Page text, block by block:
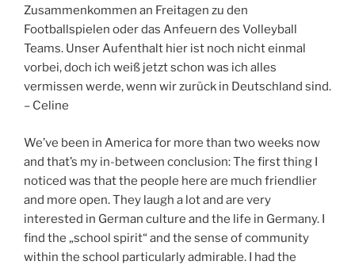
Zusammenkommen an Freitagen zu den
Footballspielen oder das Anfeuern des Volleyball
Teams. Unser Aufenthalt hier ist noch nicht einmal
vorbei, doch ich weiß jetzt schon was ich alles
vermissen werde, wenn wir zurück in Deutschland sind.
– Celine
We’ve been in America for more than two weeks now
and that’s my in-between conclusion: The first thing I
noticed was that the people here are much friendlier
and more open. They laugh a lot and are very
interested in German culture and the life in Germany. I
find the „school spirit“ and the sense of community
within the school particularly admirable. I had the